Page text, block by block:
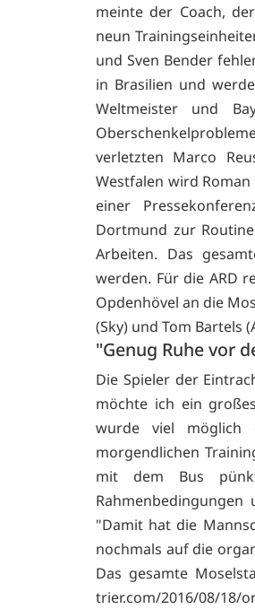
meinte der Coach,
neun
und Sven Bender
in Brasilien und
Weltmeister und
verletzten Marco
Westfalen wird
einer
Dortmund zur
Arbeiten. Das
werden. Für die ARD
Opdenhövel an die
(Sky) und Tom Bartels
"Genug Ruhe vor
Die Spieler der
möchte ich ein
wurde viel möglich
morgendlichen
mit dem Bus
"Damit hat die
nochmals auf die
Das gesamte
trier.com/2016/08/18/